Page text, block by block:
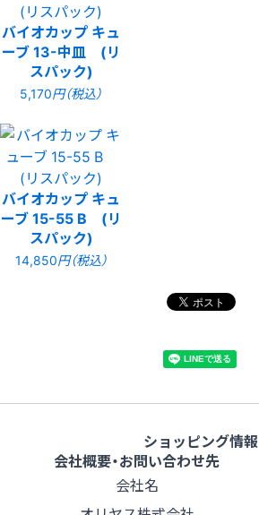
バイオカップ キュ
ーブ 13-中皿 (リ
スパック)
5,170円（税込）
バイオカップ キュ
ーブ 15-55 B (リ
スパック)
14,850円（税込）
ショッピング情報
会社概要・お問い合わせ先
会社名